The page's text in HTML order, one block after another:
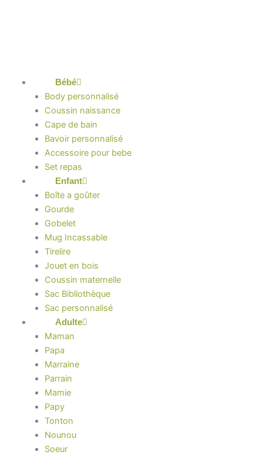
Bébé
Body personnalisé
Coussin naissance
Cape de bain
Bavoir personnalisé
Accessoire pour bebe
Set repas
Enfant
Boîte a goûter
Gourde
Gobelet
Mug Incassable
Tirelire
Jouet en bois
Coussin maternelle
Sac Bibliothèque
Sac personnalisé
Adulte
Maman
Papa
Marraine
Parrain
Mamie
Papy
Tonton
Nounou
Soeur